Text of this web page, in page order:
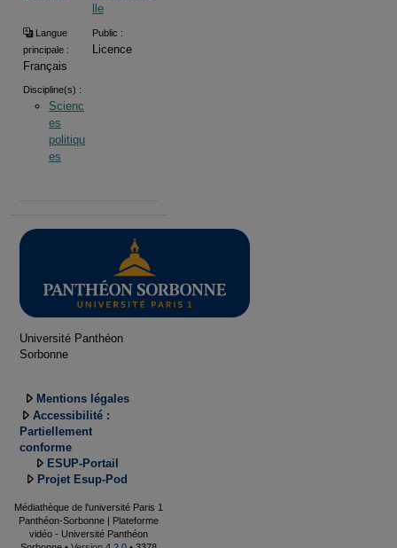
lle
Langue
principale :
Français
Public :
Licence
Discipline(s) :
Scienc
es
politiqu
es
Université Panthéon
Sorbonne
Mentions légales
Accessibilité :
Partiellement
conforme
ESUP-Portail
Projet Esup-Pod
Médiathèque de l'université Paris 1
Panthéon-Sorbonne | Plateforme
vidéo - Université Panthéon